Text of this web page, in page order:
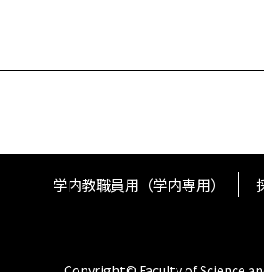
学内教職員用（学内専用）